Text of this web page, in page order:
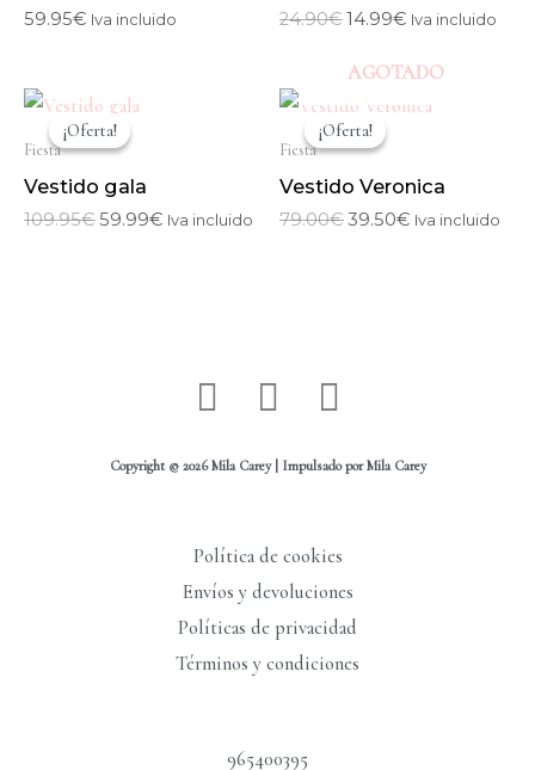
59.95€ Iva incluido 24.90€14.99€ Iva incluido
¡Oferta!
¡Oferta!
Fiesta
Vestido gala
109.95€
precio
original
109.95€.
59.99€ Iva incluido
¡Oferta!
AGOTADO
¡Oferta!
Fiesta
Vestido Veronica
79.00€
precio
original
79.00€.
39.50€
39.50€.
Iva incluido
965400395
Política de cookies
Envíos y devoluciones
Políticas de privacidad
Términos y condiciones
I
s
a
g
r
a
W
a
s
a
p
p
F
c
b
o
o
k
Copyright © 2026 Mila Carey | Impulsado por Mila Carey